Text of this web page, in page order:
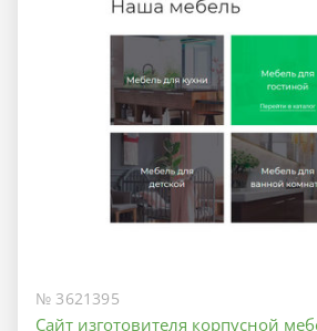
№ 3621395
Сайт изготовителя корпусной